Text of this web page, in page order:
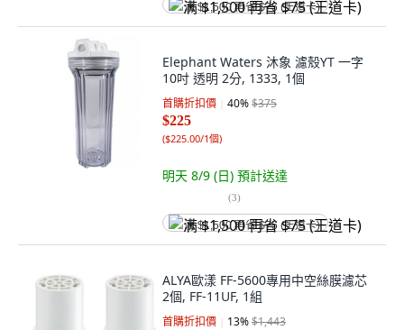
满 $1,500 再省 $75 (王道卡)
Elephant Waters 沐象 濾殼YT 一字
10吋 透明 2分, 1333, 1個
首購折扣價 40%$375
$225
($225.00/1個)
明天 8/9 (日) 預計送達
(3)
满 $1,500 再省 $75 (王道卡)
ALYA歐漾 FF-5600專用中空絲膜濾芯
2個, FF-11UF, 1組
首購折扣價 13%$1,443